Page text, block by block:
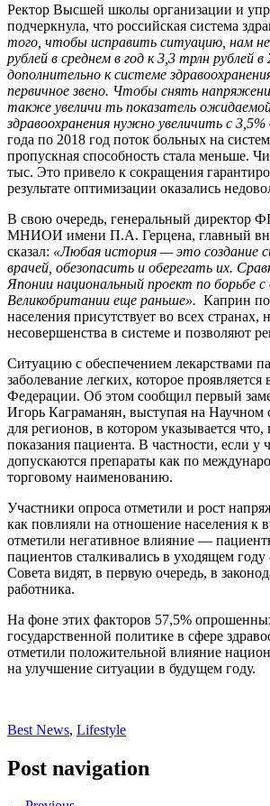
Ректор Высшей школы организации и
подчеркнула, что российская система
того, чтобы исправить ситуацию, нам
рублей в среднем в год к 3,3 трлн рублей
дополнительно к системе
первичное звено. Чтобы снять
также увеличи ть показатель
здравоохранения нужно увеличить с
года по 2018 год поток больных на
пропускная способность стала меньше.
тыс. Это привело к сокращения
результате оптимизации оказались
В свою очередь, генеральный
МНИОИ имени П.А. Герцена, главный
сказал: «Любая история — это создание
врачей, обезопасить и оберегать их.
Японии национальный проект по борьбе с
Великобритании еще раньше». Каприн
населения присутствует во всех
несовершенства в системе и позволяют
Ситуацию с обеспечением лекарствами
заболевание легких, которое
Федерации. Об этом сообщил первый
Игорь Каграманян, выступая на Научном
для регионов, в котором указывается
показания пациента. В частности, если у
допускаются препараты как по
торговому наименованию.
Участники опроса отметили и рост
как повлияли на отношение населения к
отметили негативное влияние —
пациентов сталкивались в уходящем
Совета видят, в первую очередь, в
работника.
На фоне этих факторов 57,5%
государственной политике в сфере
отметили положительной влияние
на улучшение ситуации в будущем году.
Best News, Lifestyle
Post navigation